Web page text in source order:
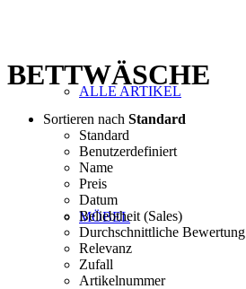
ALLE ARTIKEL
MÖBEL
BETTWÄSCHE
Sortieren nach Standard
Standard
Benutzerdefiniert
Name
Preis
Datum
Beliebtheit (Sales)
Durchschnittliche Bewertung
Relevanz
Zufall
Artikelnummer